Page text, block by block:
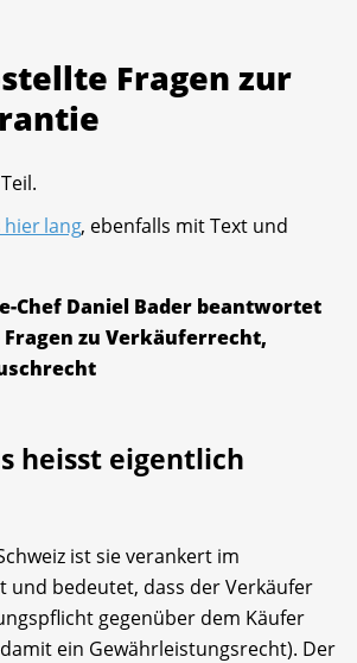
Fragen zur
hier lang, ebenfalls mit Text und
Chef Daniel Bader beantwortet
zu Verkäuferrecht,
heisst eigentlich
ist sie verankert im
und bedeutet, dass der Verkäufer
gegenüber dem Käufer
ein Gewährleistungsrecht). Der